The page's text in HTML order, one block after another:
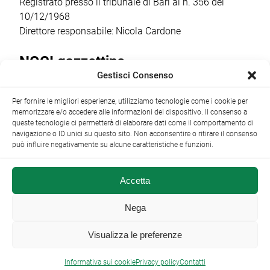
10/12/1968
Direttore responsabile: Nicola Cardone
NOCI gazzettino
+39 080 4979274|info@nocigazzettino.it Contatti|
Archivio
NOCI gazzettino.it ©2014 •
Gestisci Consenso
Per fornire le migliori esperienze, utilizziamo tecnologie come i cookie per
memorizzare e/o accedere alle informazioni del dispositivo. Il consenso a
queste tecnologie ci permetterà di elaborare dati come il comportamento di
navigazione o ID unici su questo sito. Non acconsentire o ritirare il consenso
può influire negativamente su alcune caratteristiche e funzioni.
Accetta
Nega
Visualizza le preferenze
Informativa sui cookiePrivacy policyContatti